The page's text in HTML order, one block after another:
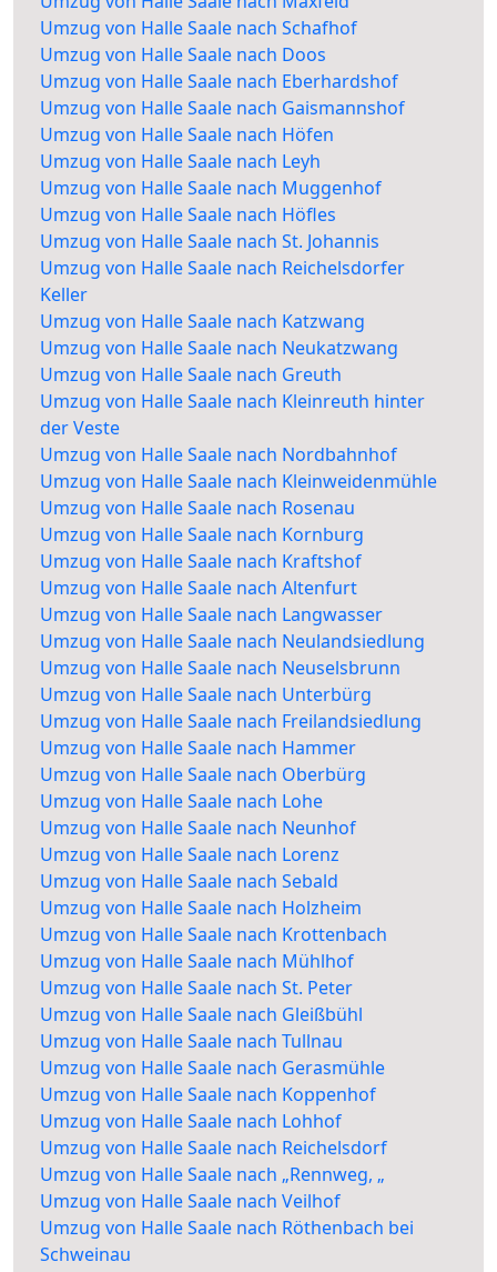
Umzug von Halle Saale nach Schafhof
Umzug von Halle Saale nach Doos
Umzug von Halle Saale nach Eberhardshof
Umzug von Halle Saale nach Gaismannshof
Umzug von Halle Saale nach Höfen
Umzug von Halle Saale nach Leyh
Umzug von Halle Saale nach Muggenhof
Umzug von Halle Saale nach Höfles
Umzug von Halle Saale nach St. Johannis
Umzug von Halle Saale nach Reichelsdorfer
Keller
Umzug von Halle Saale nach Katzwang
Umzug von Halle Saale nach Neukatzwang
Umzug von Halle Saale nach Greuth
Umzug von Halle Saale nach Kleinreuth hinter
der Veste
Umzug von Halle Saale nach Nordbahnhof
Umzug von Halle Saale nach Kleinweidenmühle
Umzug von Halle Saale nach Rosenau
Umzug von Halle Saale nach Kornburg
Umzug von Halle Saale nach Kraftshof
Umzug von Halle Saale nach Altenfurt
Umzug von Halle Saale nach Langwasser
Umzug von Halle Saale nach Neulandsiedlung
Umzug von Halle Saale nach Neuselsbrunn
Umzug von Halle Saale nach Unterbürg
Umzug von Halle Saale nach Freilandsiedlung
Umzug von Halle Saale nach Hammer
Umzug von Halle Saale nach Oberbürg
Umzug von Halle Saale nach Lohe
Umzug von Halle Saale nach Neunhof
Umzug von Halle Saale nach Lorenz
Umzug von Halle Saale nach Sebald
Umzug von Halle Saale nach Holzheim
Umzug von Halle Saale nach Krottenbach
Umzug von Halle Saale nach Mühlhof
Umzug von Halle Saale nach St. Peter
Umzug von Halle Saale nach Gleißbühl
Umzug von Halle Saale nach Tullnau
Umzug von Halle Saale nach Gerasmühle
Umzug von Halle Saale nach Koppenhof
Umzug von Halle Saale nach Lohhof
Umzug von Halle Saale nach Reichelsdorf
Umzug von Halle Saale nach „Rennweg, „
Umzug von Halle Saale nach Veilhof
Umzug von Halle Saale nach Röthenbach bei
Schweinau